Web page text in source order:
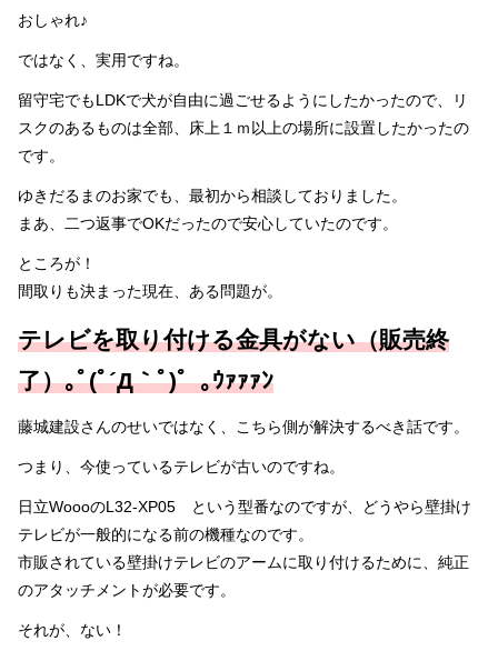
おしゃれ♪
ではなく、実用ですね。
留守宅でもLDKで犬が自由に過ごせるようにしたかったので、リ
スクのあるものは全部、床上１ｍ以上の場所に設置したかったの
です。
ゆきだるまのお家でも、最初から相談しておりました。
まあ、二つ返事でOKだったので安心していたのです。
ところが！
間取りも決まった現在、ある問題が。
テレビを取り付ける金具がない（販売終
了）｡ﾟ(ﾟ´Д｀ﾟ)゜｡ｳｧｧｧﾝ
藤城建設さんのせいではなく、こちら側が解決するべき話です。
つまり、今使っているテレビが古いのですね。
日立WoooのL32-XP05 という型番なのですが、どうやら壁掛け
テレビが一般的になる前の機種なのです。
市販されている壁掛けテレビのアームに取り付けるために、純正
のアタッチメントが必要です。
それが、ない！